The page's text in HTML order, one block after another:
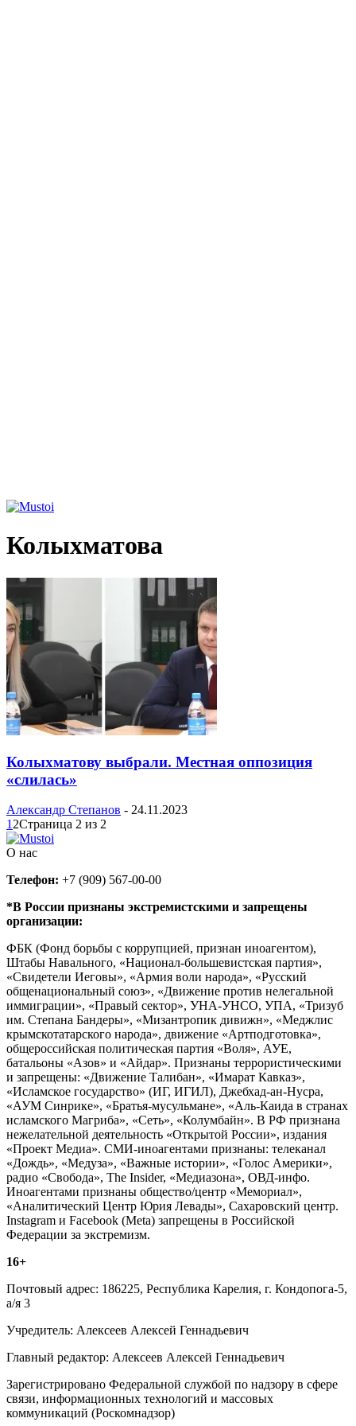
Колыхматова
Колыхматову выбрали. Местная оппозиция
«слилась»
Александр Степанов - 24.11.2023
1 2Страница 2 из 2
О нас
Телефон: +7 (909) 567-00-00
*В России признаны экстремистскими и запрещены
организации:
ФБК (Фонд борьбы с коррупцией, признан иноагентом),
Штабы Навального, «Национал-большевистская партия»,
«Свидетели Иеговы», «Армия воли народа», «Русский
общенациональный союз», «Движение против нелегальной
иммиграции», «Правый сектор», УНА-УНСО, УПА, «Тризуб
им. Степана Бандеры», «Мизантропик дивижн», «Меджлис
крымскотатарского народа», движение «Артподготовка»,
общероссийская политическая партия «Воля», АУЕ,
батальоны «Азов» и «Айдар». Признаны террористическими
и запрещены: «Движение Талибан», «Имарат Кавказ»,
«Исламское государство» (ИГ, ИГИЛ), Джебхад-ан-Нусра,
«АУМ Синрике», «Братья-мусульмане», «Аль-Каида в странах
исламского Магриба», «Сеть», «Колумбайн». В РФ признана
нежелательной деятельность «Открытой России», издания
«Проект Медиа». СМИ-иноагентами признаны: телеканал
«Дождь», «Медуза», «Важные истории», «Голос Америки»,
радио «Свобода», The Insider, «Медиазона», ОВД-инфо.
Иноагентами признаны общество/центр «Мемориал»,
«Аналитический Центр Юрия Левады», Сахаровский центр.
Instagram и Facebook (Metа) запрещены в Российской
Федерации за экстремизм.
16+
Почтовый адрес: 186225, Республика Карелия, г. Кондопога-5,
а/я 3
Учредитель: Алексеев Алексей Геннадьевич
Главный редактор: Алексеев Алексей Геннадьевич
Зарегистрировано Федеральной службой по надзору в сфере
связи, информационных технологий и массовых
коммуникаций (Роскомнадзор)